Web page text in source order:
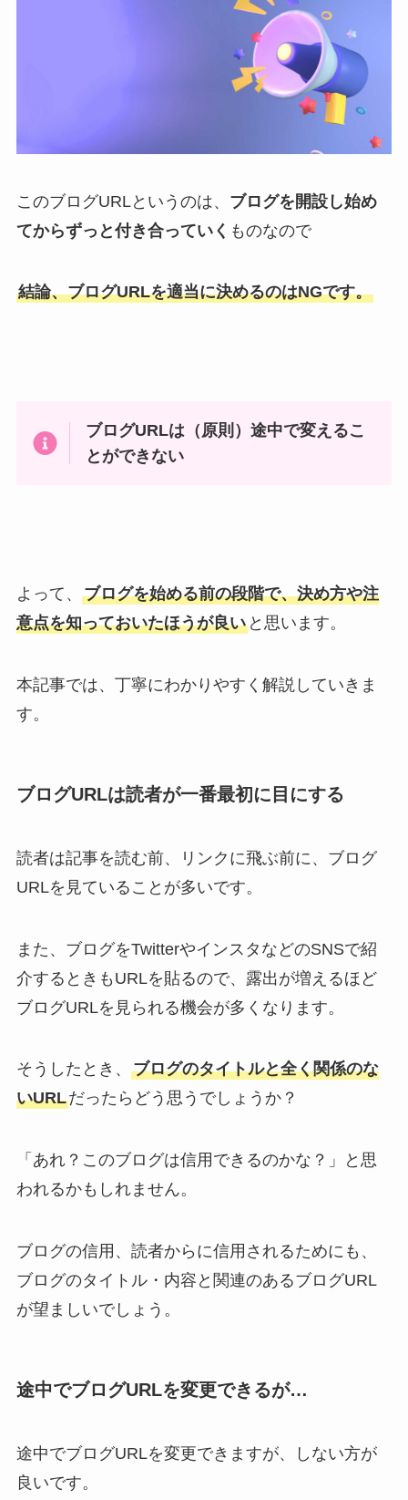
このブログURLというのは、 ブログを開設し始め
てからずっと付き合っていく ものなので
結論、ブログURLを適当に決めるのはNGです。
ブログURLは（原則）途中で変えるこ
とができない
よって、 ブログを始める前の段階で、決め方や注
意点を知っておいたほうが良いと思います。
本記事では、丁寧にわかりやすく解説していきま
す。
ブログURLは読者が一番最初に目にする
読者は記事を読む前、リンクに飛ぶ前に、ブログ
URLを見ていることが多いです。
また、ブログをTwitterやインスタなどのSNSで紹
介するときもURLを貼るので、露出が増えるほど
ブログURLを見られる機会が多くなります。
そうしたとき、 ブログのタイトルと全く関係のな
いURLだったらどう思うでしょうか？
「あれ？このブログは信用できるのかな？」と思
われるかもしれません。
ブログの信用、読者からに信用されるためにも、
ブログのタイトル・内容と関連のあるブログURL
が望ましいでしょう。
途中でブログURLを変更できるが…
途中でブログURLを変更できますが、しない方が
良いです。